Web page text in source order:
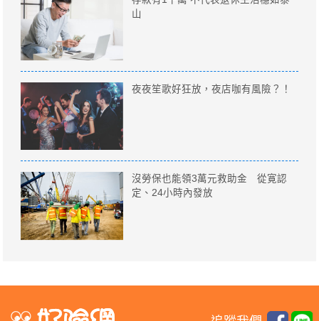
山
夜夜笙歌好狂放，夜店咖有風險？！
沒勞保也能領3萬元救助金 從寛認
定、24小時內發放